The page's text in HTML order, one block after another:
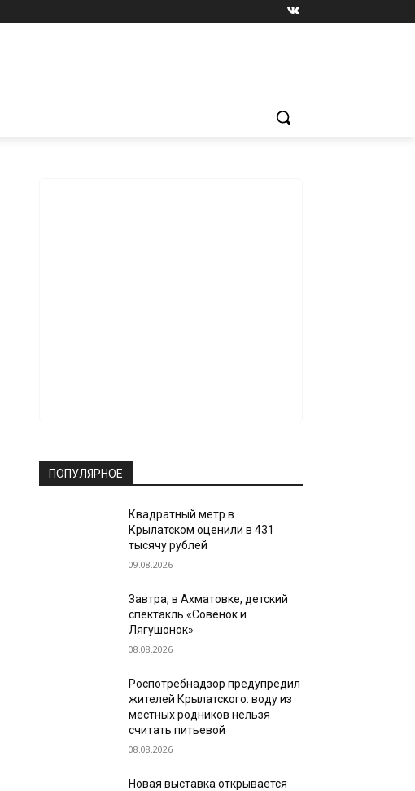
ПОПУЛЯРНОЕ
Квадратный метр в
Крылатском оценили в 431
тысячу рублей
09.08.2026
Завтра, в Ахматовке, детский
спектакль «Совёнок и
Лягушонок»
08.08.2026
Роспотребнадзор предупредил
жителей Крылатского: воду из
местных родников нельзя
считать питьевой
08.08.2026
Новая выставка открывается